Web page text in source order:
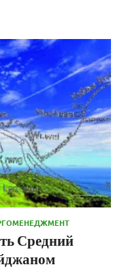
Средний